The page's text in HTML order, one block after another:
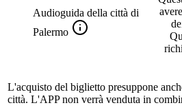
Audioguida della città di
Palermo
L'acquisto del biglietto presuppone
città. L'APP non verrà venduta in